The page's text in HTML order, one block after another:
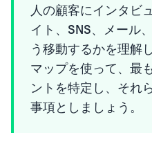
人の顧客にインタビ
イト、SNS、メール
う移動するかを理解
マップを使って、最
ントを特定し、それ
事項としましょう。